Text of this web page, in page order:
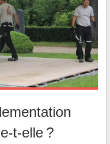
t-elle ?